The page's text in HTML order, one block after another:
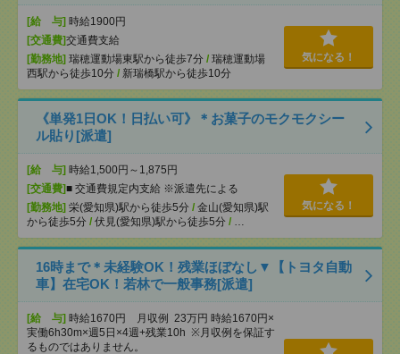
[給 与] 時給1900円
[交通費]交通費支給
[勤務地] 瑞穂運動場東駅から徒歩7分 / 瑞穂運動場
西駅から徒歩10分 / 新瑞橋駅から徒歩10分
気になる！
《単発1日OK！日払い可》＊お菓子のモクモクシー
ル貼り[派遣]
[給 与] 時給1,500円～1,875円
[交通費]■ 交通費規定内支給 ※派遣先による
[勤務地] 栄(愛知県)駅から徒歩5分 / 金山(愛知県)駅
から徒歩5分 / 伏見(愛知県)駅から徒歩5分 / …
気になる！
16時まで＊未経験OK！残業ほぼなし▼【トヨタ自動
車】在宅OK！若林で一般事務[派遣]
[給 与] 時給1670円 月収例 23万円 時給1670円×
実働6h30m×週5日×4週+残業10h ※月収例を保証す
るものではありません。